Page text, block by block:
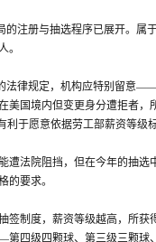
的注册与抽选程序已展开。属
法律规定，机构应特别留意
美国境内但变更身分遭拒者，
利于愿意依据劳工部薪资等级
遭法院阻挡，但在今年的抽
的要求。
制度，薪资等级越高，所获
四级四颗球、第三级三颗球